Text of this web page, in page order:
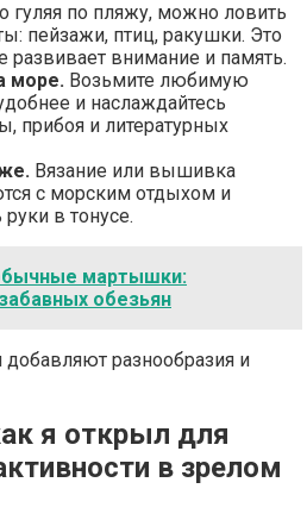
гуляя по пляжу, можно ловить
пейзажи, птиц, ракушки. Это
развивает внимание и память.
море. Возьмите любимую
и наслаждайтесь
прибоя и литературных
Вязание или вышивка
с морским отдыхом и
в тонусе.
мартышки:
обезьян
добавляют разнообразия и
я открыл для
в зрелом